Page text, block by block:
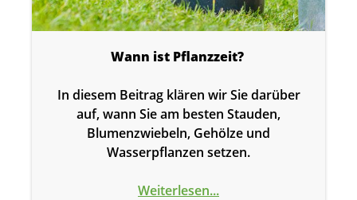
Wann ist Pflanzzeit?
In diesem Beitrag klären wir Sie darüber
auf, wann Sie am besten Stauden,
Blumenzwiebeln, Gehölze und
Wasserpflanzen setzen.
Weiterlesen...